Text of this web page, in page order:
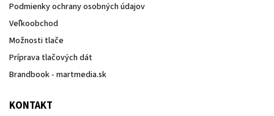
Podmienky ochrany osobných údajov
Veľkoobchod
Možnosti tlače
Príprava tlačových dát
Brandbook - martmedia.sk
KONTAKT